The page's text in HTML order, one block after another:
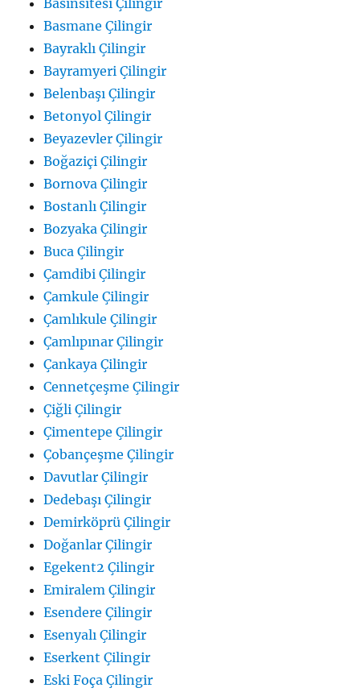
Basmane Çilingir
Bayraklı Çilingir
Bayramyeri Çilingir
Belenbaşı Çilingir
Betonyol Çilingir
Beyazevler Çilingir
Boğaziçi Çilingir
Bornova Çilingir
Bostanlı Çilingir
Bozyaka Çilingir
Buca Çilingir
Çamdibi Çilingir
Çamkule Çilingir
Çamlıkule Çilingir
Çamlıpınar Çilingir
Çankaya Çilingir
Cennetçeşme Çilingir
Çiğli Çilingir
Çimentepe Çilingir
Çobançeşme Çilingir
Davutlar Çilingir
Dedebaşı Çilingir
Demirköprü Çilingir
Doğanlar Çilingir
Egekent2 Çilingir
Emiralem Çilingir
Esendere Çilingir
Esenyalı Çilingir
Eserkent Çilingir
Eski Foça Çilingir